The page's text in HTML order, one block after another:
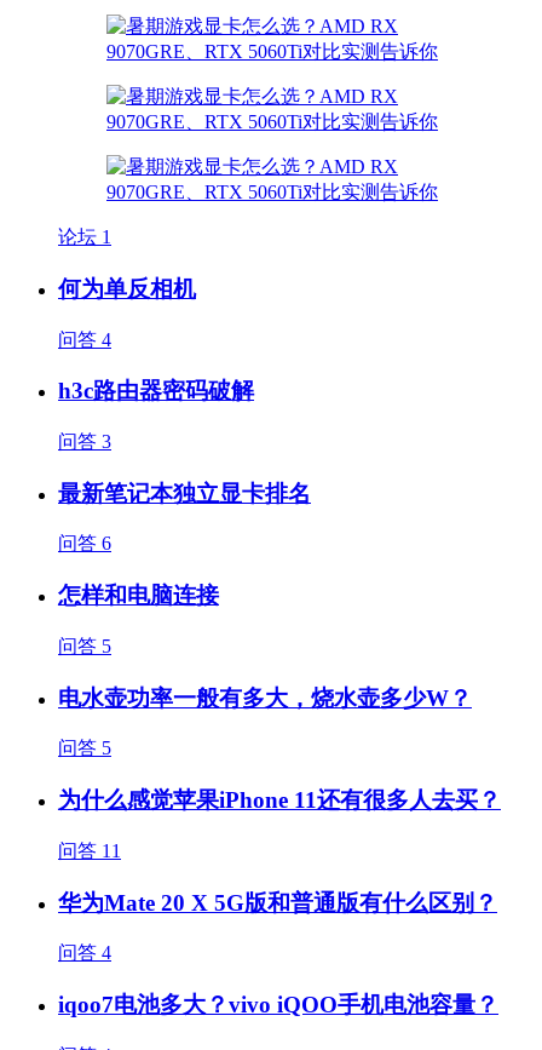
论坛 1
何为单反相机
问答 4
h3c路由器密码破解
问答 3
最新笔记本独立显卡排名
问答 6
怎样和电脑连接
问答 5
电水壶功率一般有多大，烧水壶多少W？
问答 5
为什么感觉苹果iPhone 11还有很多人去买？
问答 11
华为Mate 20 X 5G版和普通版有什么区别？
问答 4
iqoo7电池多大？vivo iQOO手机电池容量？